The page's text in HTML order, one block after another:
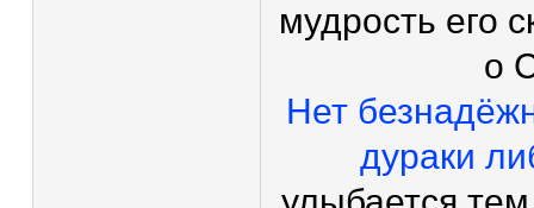
мудрость его
о
Нет
дураки